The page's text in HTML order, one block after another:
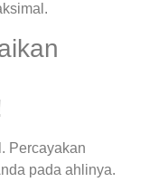
Percayakan
pada ahlinya.